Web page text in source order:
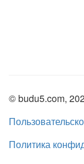
© budu5.com,
Политика